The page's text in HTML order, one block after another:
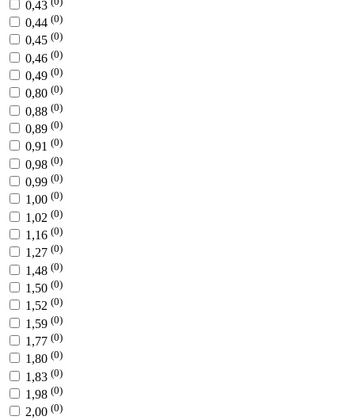
0,43
0,44 (0)
0,45 (0)
0,46 (0)
0,49 (0)
0,80 (0)
0,88 (0)
0,89 (0)
0,91 (0)
0,98 (0)
0,99 (0)
1,00 (0)
1,02 (0)
1,16 (0)
1,27 (0)
1,48 (0)
1,50 (0)
1,52 (0)
1,59 (0)
1,77 (0)
1,80 (0)
1,83 (0)
1,98 (0)
2,00 (0)